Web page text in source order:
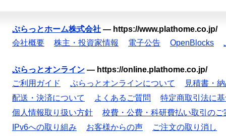
ぷらっとホーム株式会社 — https://www.plathome.co.jp/
会社概要
株主・投資家情報 電子公告 OpenBlocks
ぷらっとオンライン — https://online.plathome.co.jp/
ご利用ガイド
ぷらっとオンラインについて
見積書・
配送・決済について
よくあるご質問
特定商取引法に
個人情報取り扱い方針
校費・公費・科研費払い取引のご
IPv6への取り組み
お客様からの声 ご注文の取り消し